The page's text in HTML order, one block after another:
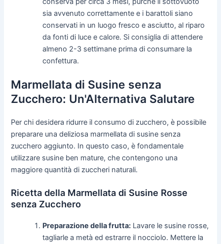
sia avvenuto correttamente e i barattoli siano
conservati in un luogo fresco e asciutto, al riparo
da fonti di luce e calore. Si consiglia di attendere
almeno 2-3 settimane prima di consumare la
confettura.
Marmellata di Susine senza
Zucchero: Un'Alternativa Salutare
Per chi desidera ridurre il consumo di zucchero, è possibile
preparare una deliziosa marmellata di susine senza
zucchero aggiunto. In questo caso, è fondamentale
utilizzare susine ben mature, che contengono una
maggiore quantità di zuccheri naturali.
Ricetta della Marmellata di Susine Rosse
senza Zucchero
Preparazione della frutta: Lavare le susine rosse,
tagliarle a metà ed estrarre il nocciolo. Mettere la